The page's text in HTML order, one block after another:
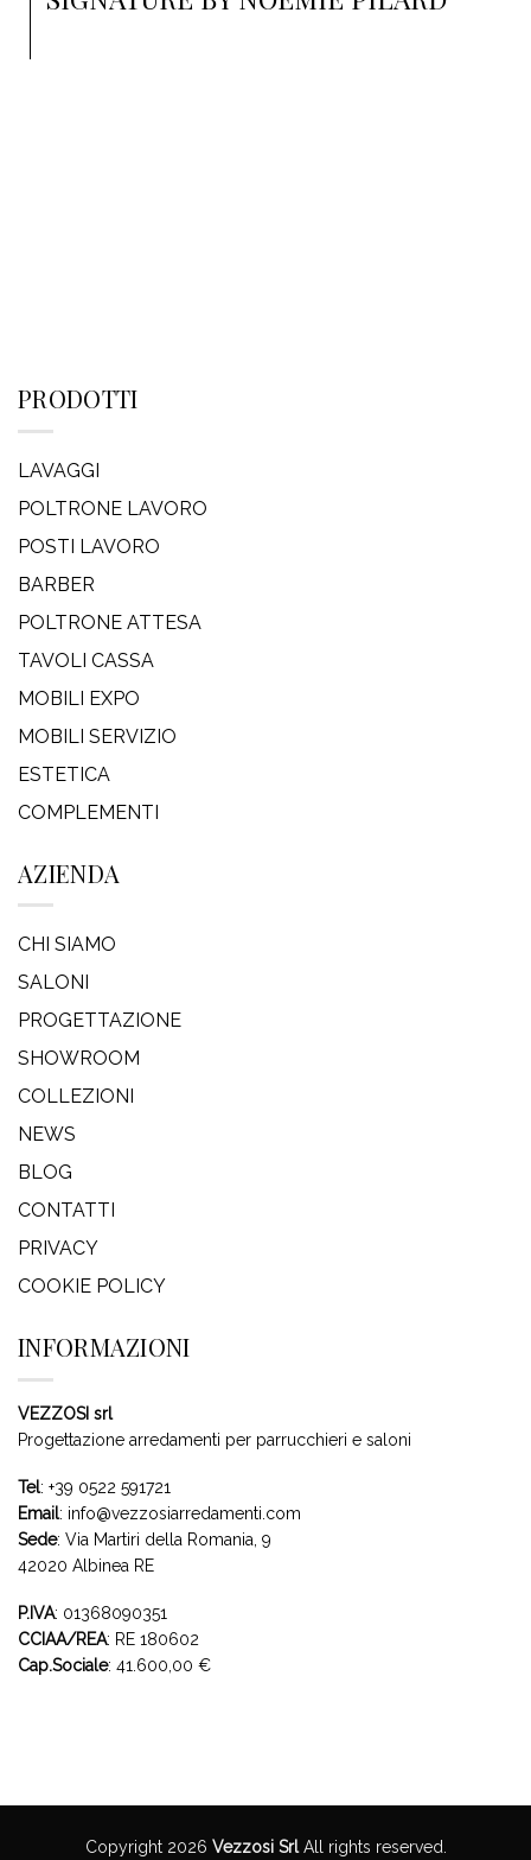
PRODOTTI
LAVAGGI
POLTRONE LAVORO
POSTI LAVORO
BARBER
POLTRONE ATTESA
TAVOLI CASSA
MOBILI EXPO
MOBILI SERVIZIO
ESTETICA
COMPLEMENTI
AZIENDA
CHI SIAMO
SALONI
PROGETTAZIONE
SHOWROOM
COLLEZIONI
NEWS
BLOG
CONTATTI
PRIVACY
COOKIE POLICY
INFORMAZIONI
VEZZOSI srl
Progettazione arredamenti per parrucchieri e saloni
Tel: +39 0522 591721
Email: info@vezzosiarredamenti.com
Sede: Via Martiri della Romania, 9
42020 Albinea RE
P.IVA: 01368090351
CCIAA/REA: RE 180602
Cap.Sociale: 41.600,00 €
Copyright 2026 Vezzosi SrlAll rights reserved.